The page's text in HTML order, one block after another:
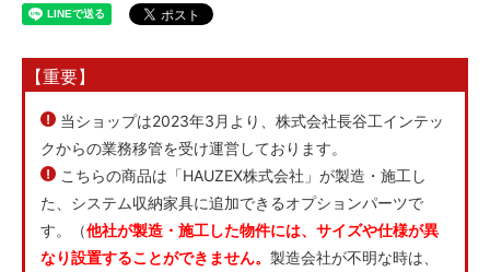
75-75
8,910円(税込)
80-24
80-30
80-35
【重要】
当ショップは2023年3月より、株式会社長谷工インテッ
クからの業務移管を受け運営しております。
こちらの商品は「HAUZEX株式会社」が製造・施工し
た、システム収納家具に追加できるオプションパーツで
す。（他社が製造・施工した物件には、サイズや仕様が異
なり設置することができません。 製造会社が不明な時は、